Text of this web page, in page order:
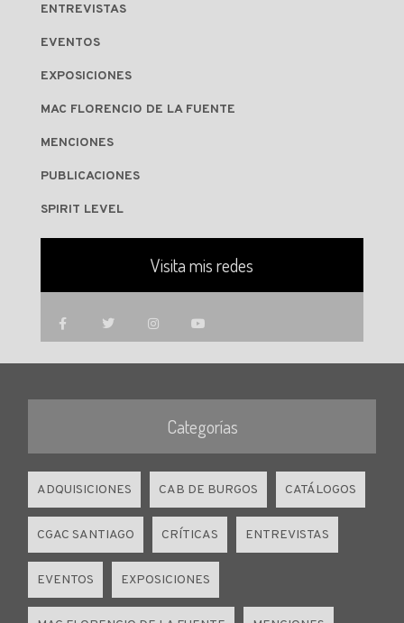
ENTREVISTAS
EVENTOS
EXPOSICIONES
MAC FLORENCIO DE LA FUENTE
MENCIONES
PUBLICACIONES
SPIRIT LEVEL
Visita mis redes
Categorías
ADQUISICIONES CAB DE BURGOS CATÁLOGOS
CGAC SANTIAGO CRÍTICAS ENTREVISTAS
EVENTOS EXPOSICIONES